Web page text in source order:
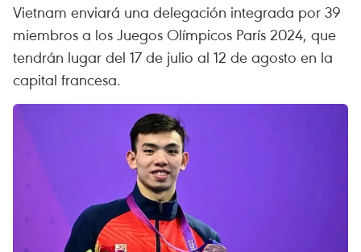
Vietnam enviará una delegación integrada por 39
miembros a los Juegos Olímpicos París 2024, que
tendrán lugar del 17 de julio al 12 de agosto en la
capital francesa.